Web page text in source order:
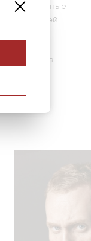
зарубежные
зимней
следите за